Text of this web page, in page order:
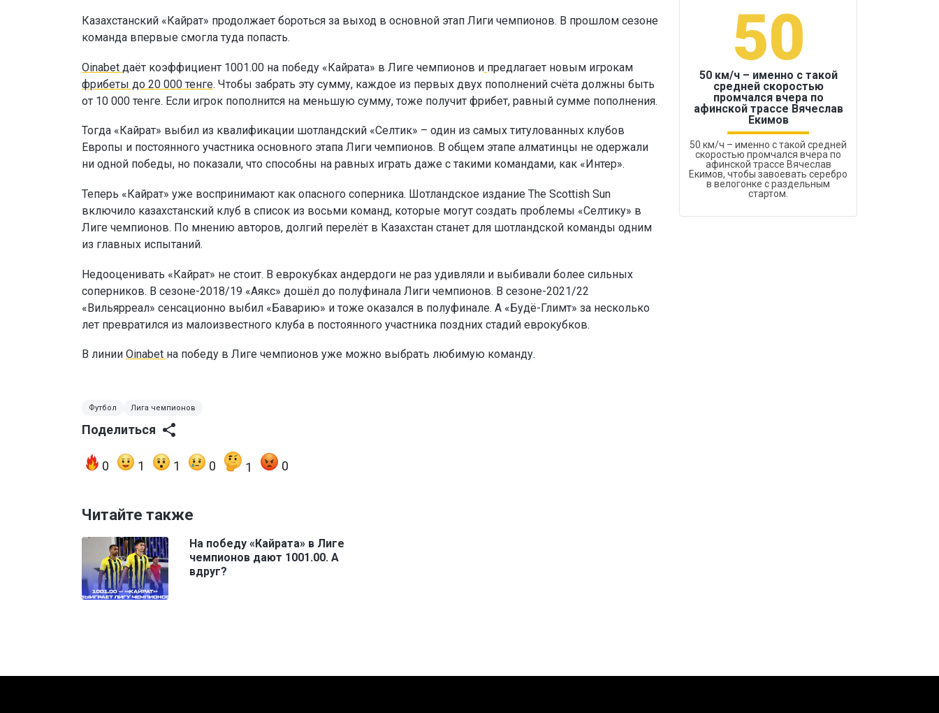
Казахстанский «Кайрат» продолжает бороться за выход в основной этап Лиги чемпионов. В прошлом сезоне
команда впервые смогла туда попасть.
Oinabet даёт коэффициент 1001.00 на победу «Кайрата» в Лиге чемпионов и предлагает новым игрокам
фрибеты до 20 000 тенге. Чтобы забрать эту сумму, каждое из первых двух пополнений счёта должны быть
от 10 000 тенге. Если игрок пополнится на меньшую сумму, тоже получит фрибет, равный сумме пополнения.
Тогда «Кайрат» выбил из квалификации шотландский «Селтик» – один из самых титулованных клубов
Европы и постоянного участника основного этапа Лиги чемпионов. В общем этапе алматинцы не одержали
ни одной победы, но показали, что способны на равных играть даже с такими командами, как «Интер».
Теперь «Кайрат» уже воспринимают как опасного соперника. Шотландское издание The Scottish Sun
включило казахстанский клуб в список из восьми команд, которые могут создать проблемы «Селтику» в
Лиге чемпионов. По мнению авторов, долгий перелёт в Казахстан станет для шотландской команды одним
из главных испытаний.
Недооценивать «Кайрат» не стоит. В еврокубках андердоги не раз удивляли и выбивали более сильных
соперников. В сезоне-2018/19 «Аякс» дошёл до полуфинала Лиги чемпионов. В сезоне-2021/22
«Вильярреал» сенсационно выбил «Баварию» и тоже оказался в полуфинале. А «Будё-Глимт» за несколько
лет превратился из малоизвестного клуба в постоянного участника поздних стадий еврокубков.
В линии Oinabet на победу в Лиге чемпионов уже можно выбрать любимую команду.
Футбол Лига чемпионов
Поделиться
0 1 1 0 1 0
Читайте также
На победу «Кайрата» в Лиге
чемпионов дают 1001.00. А
вдруг?
50
50 км/ч – именно с такой
средней скоростью
промчался вчера по
афинской трассе Вячеслав
Екимов
50 км/ч – именно с такой средней
скоростью промчался вчера по
афинской трассе Вячеслав
Екимов, чтобы завоевать серебро
в велогонке с раздельным
стартом.